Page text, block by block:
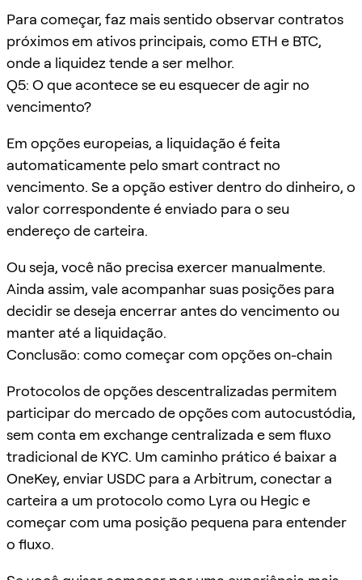
Para começar, faz mais sentido observar contratos
próximos em ativos principais, como ETH e BTC,
onde a liquidez tende a ser melhor.
Q5: O que acontece se eu esquecer de agir no
vencimento?
Em opções europeias, a liquidação é feita
automaticamente pelo smart contract no
vencimento. Se a opção estiver dentro do dinheiro, o
valor correspondente é enviado para o seu
endereço de carteira.
Ou seja, você não precisa exercer manualmente.
Ainda assim, vale acompanhar suas posições para
decidir se deseja encerrar antes do vencimento ou
manter até a liquidação.
Conclusão: como começar com opções on-chain
Protocolos de opções descentralizadas permitem
participar do mercado de opções com autocustódia,
sem conta em exchange centralizada e sem fluxo
tradicional de KYC. Um caminho prático é baixar a
OneKey, enviar USDC para a Arbitrum, conectar a
carteira a um protocolo como Lyra ou Hegic e
começar com uma posição pequena para entender
o fluxo.